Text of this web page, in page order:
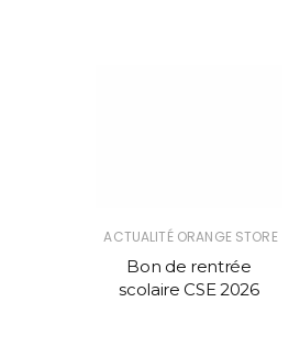
ACTUALITÉ ORANGE STORE
Bon de rentrée
scolaire CSE 2026